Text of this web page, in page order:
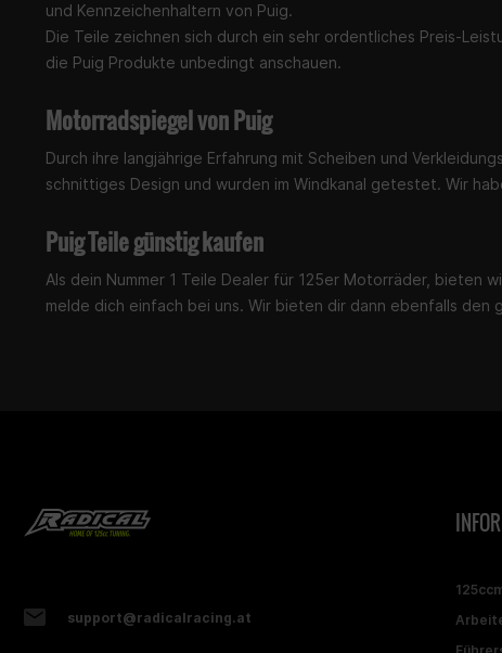
und Kennzeichenhaltern von Puig.
Die Teile zeichnen sich durch ein sehr ordentliches Preis-
die Puig Produkte unbedingt anschauen.
Motorradspiegel von Puig
Durch ihre langjährige Erfahrung mit Scheiben und
schnittiges Design und wurden im Windkanal getestet. Wir
Puig Teile günstig kaufen
Als dein Nummer 1 Teile Dealer für 125er Motorräder, bieten
melde dich einfach bei uns. Wir bieten dir dann ebenfalls den
support@radicalracing.at